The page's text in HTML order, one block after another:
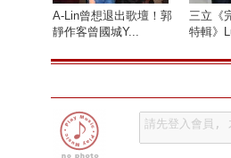
A-Lin曾想退出歌壇！郭
靜作客曾國城Y...
三立《
特輯》